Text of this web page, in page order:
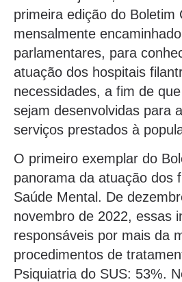
primeira edição do Boletim
mensalmente
parlamentares, para
atuação dos hospitais
necessidades, a fim de
sejam desenvolvidas para
serviços prestados à
O primeiro exemplar do
panorama da atuação dos
Saúde Mental. De
novembro de 2022, essas
responsáveis por mais da
procedimentos de
Psiquiatria do SUS: 53%.